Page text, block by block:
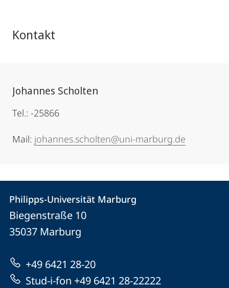
Kontakt
Johannes Scholten
Tel.: -25866
Mail: johannes.scholten@uni-marburg.de
Kontakt
und
Informationen
zur
Website
Kontaktinformationen
Philipps-
Universität
Marburg
Philipps-Universität Marburg
Biegenstraße 10
35037 Marburg
+49 6421 28-20
Stud-i-fon +49 6421 28-22222